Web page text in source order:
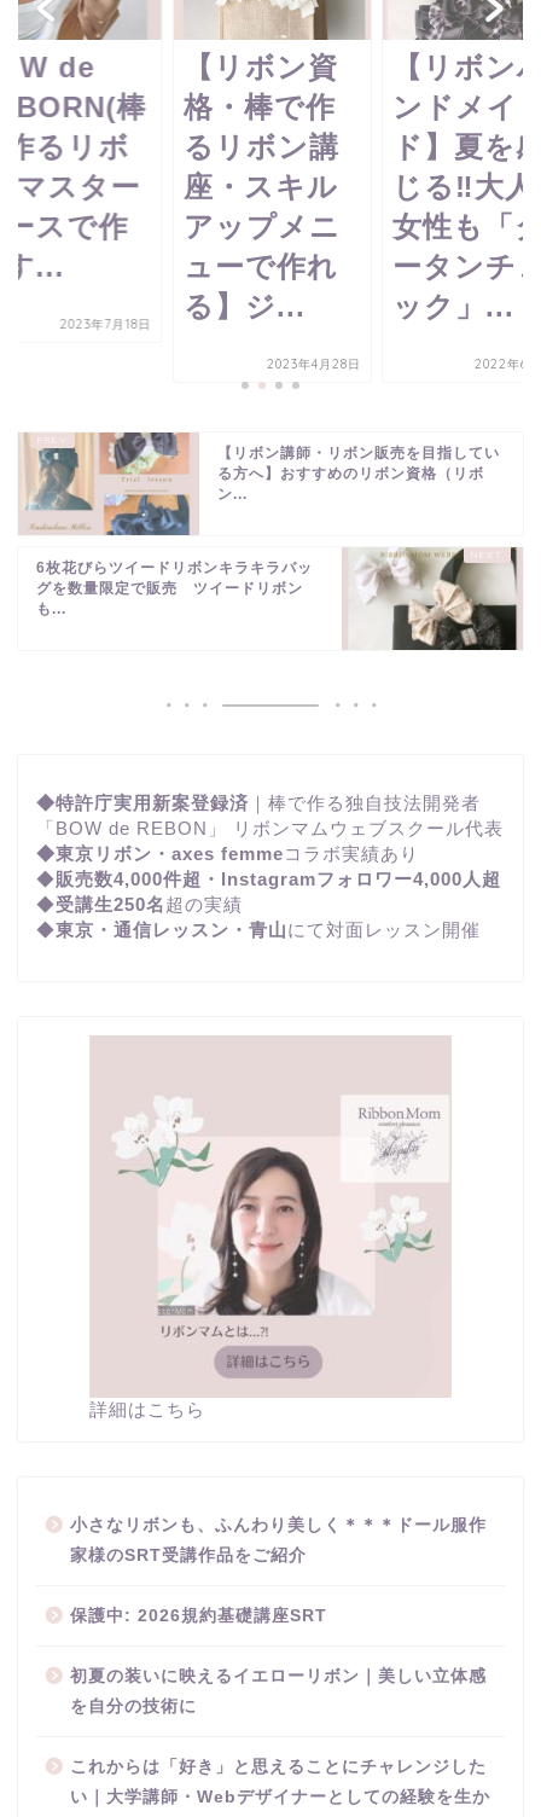
de
棒
るリボ
マスター
スで作
...
2023年7月18日
【リボン資
格・棒で作
るリボン講
座・スキル
アップメニ
ューで作れ
る】ジ...
2023年4月28日
【リボン
ンドメイ
ド】夏を
じる‼大
女性も「
ータンチ
ック」...
2022年6
【リボン講師・リボン販売を目指してい
る方へ】おすすめのリボン資格（リボ
ン...
6枚花びらツイードリボンキラキラバッ
グを数量限定で販売 ツイードリボン
も...
◆特許庁実用新案登録済 ｜棒で作る独自技法開発者
「BOW de REBON」 リボンマムウェブスクール代表
◆東京リボン・axes femmeコラボ実績あり
◆販売数4,000件超・Instagramフォロワー4,000人超
◆受講生250名 超の実績
◆東京・通信レッスン・青山にて対面レッスン開催
詳細はこちら
小さなリボンも、ふんわり美しく＊＊＊ドール服作
家様のSRT受講作品をご紹介
保護中: 2026規約基礎講座SRT
初夏の装いに映えるイエローリボン｜美しい立体感
を自分の技術に
これからは「好き」と思えることにチャレンジした
い｜大学講師・Webデザイナーとしての経験を生か